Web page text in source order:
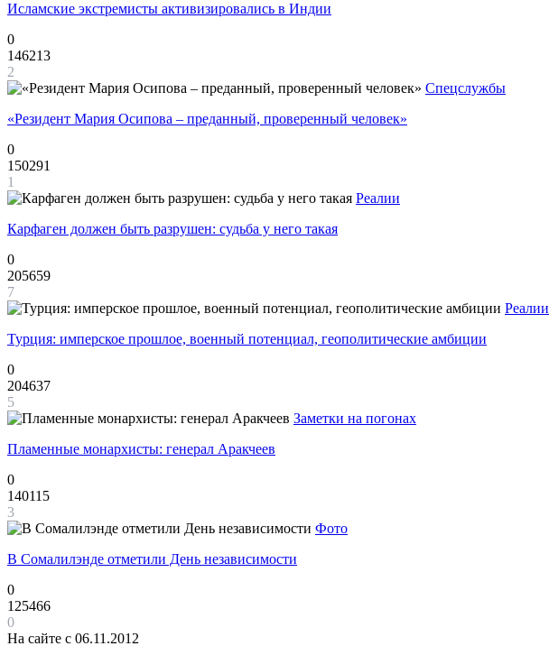
Исламские экстремисты активизировались в Индии
0
146213
2
Спецслужбы
«Резидент Мария Осипова – преданный, проверенный человек»
0
150291
1
Реалии
Карфаген должен быть разрушен: судьба у него такая
0
205659
7
Реалии
Турция: имперское прошлое, военный потенциал, геополитические амбиции
0
204637
5
Заметки на погонах
Пламенные монархисты: генерал Аракчеев
0
140115
3
Фото
В Сомалилэнде отметили День независимости
0
125466
0
На сайте с 06.11.2012